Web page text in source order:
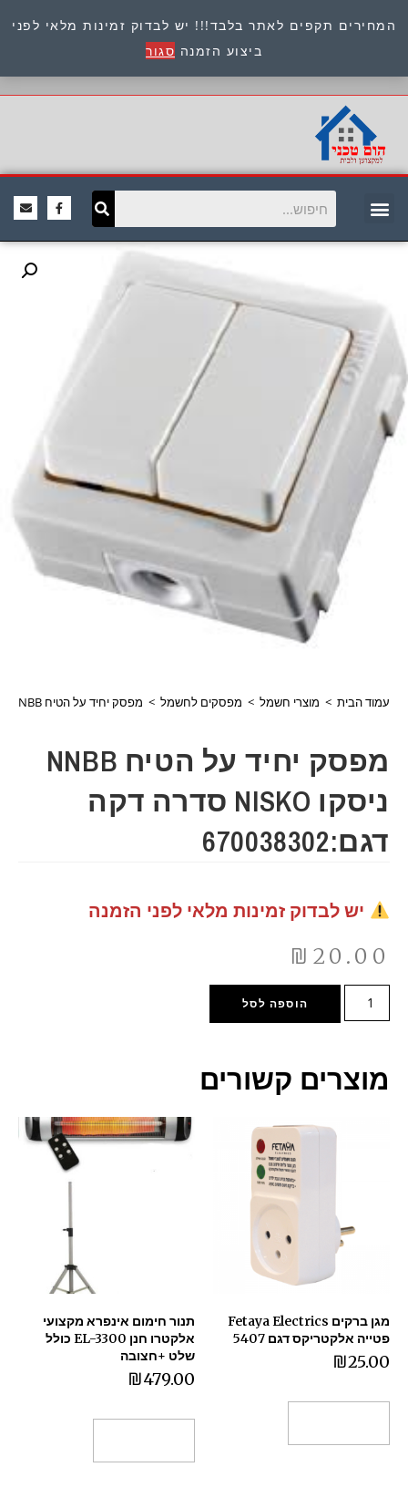
המחירים תקפים לאתר בלבד!!! יש לבדוק זמינות מלאי לפני
ביצוע הזמנה סגור
כתובת : היוזמים 9 אור יהודה שירות לקוחות 054-
8945722
עמוד הבית > מוצרי חשמל > מפסקים לחשמל > מפסק יחיד על הטיח NNBB ניסקו NISKO סדרה דקה דגם:670038302
מפסק יחיד על הטיח NNBB
ניסקו NISKO סדרה דקה
דגם:670038302
יש לבדוק זמינות מלאי לפני הזמנה
₪ 20.00
הוספה לסל
מוצרים קשורים
מגן ברקים Fetaya Electrics
פטייה אלקטריקס דגם 5407
₪25.00
תנור חימום אינפרא מקצועי
אלקטרו חנן EL-3300 כולל
שלט +חצובה
₪479.00